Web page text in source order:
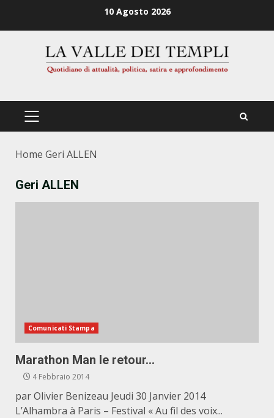
10 Agosto 2026
PRIMÄRES
Home Geri ALLEN
Geri ALLEN
Comunicati Stampa
Marathon Man le retour…
4 Febbraio 2014
par Olivier Benizeau Jeudi 30 Janvier 2014
L’Alhambra à Paris – Festival « Au fil des voix...